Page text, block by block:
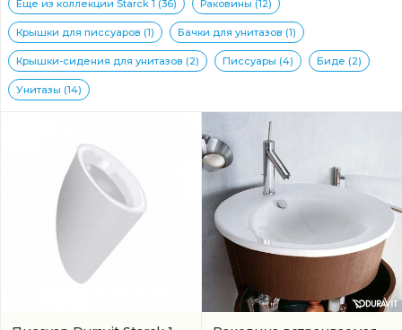
Еще из коллекции Starck 1 (36) Раковины (12)
Крышки для писсуаров (1) Бачки для унитазов (1)
Крышки-сидения для унитазов (2) Писсуары (4) Биде (2)
Унитазы (14)